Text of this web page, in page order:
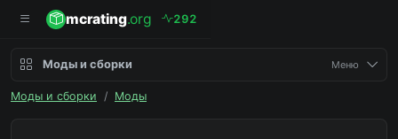
mcrating.org 292
Моды и сборки Меню
Моды и сборки / Моды